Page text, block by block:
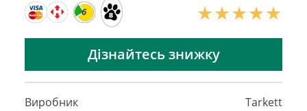
6
Дізнайтесь знижку
Виробник
Tarkett